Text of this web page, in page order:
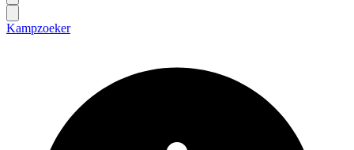
Kampzoeker